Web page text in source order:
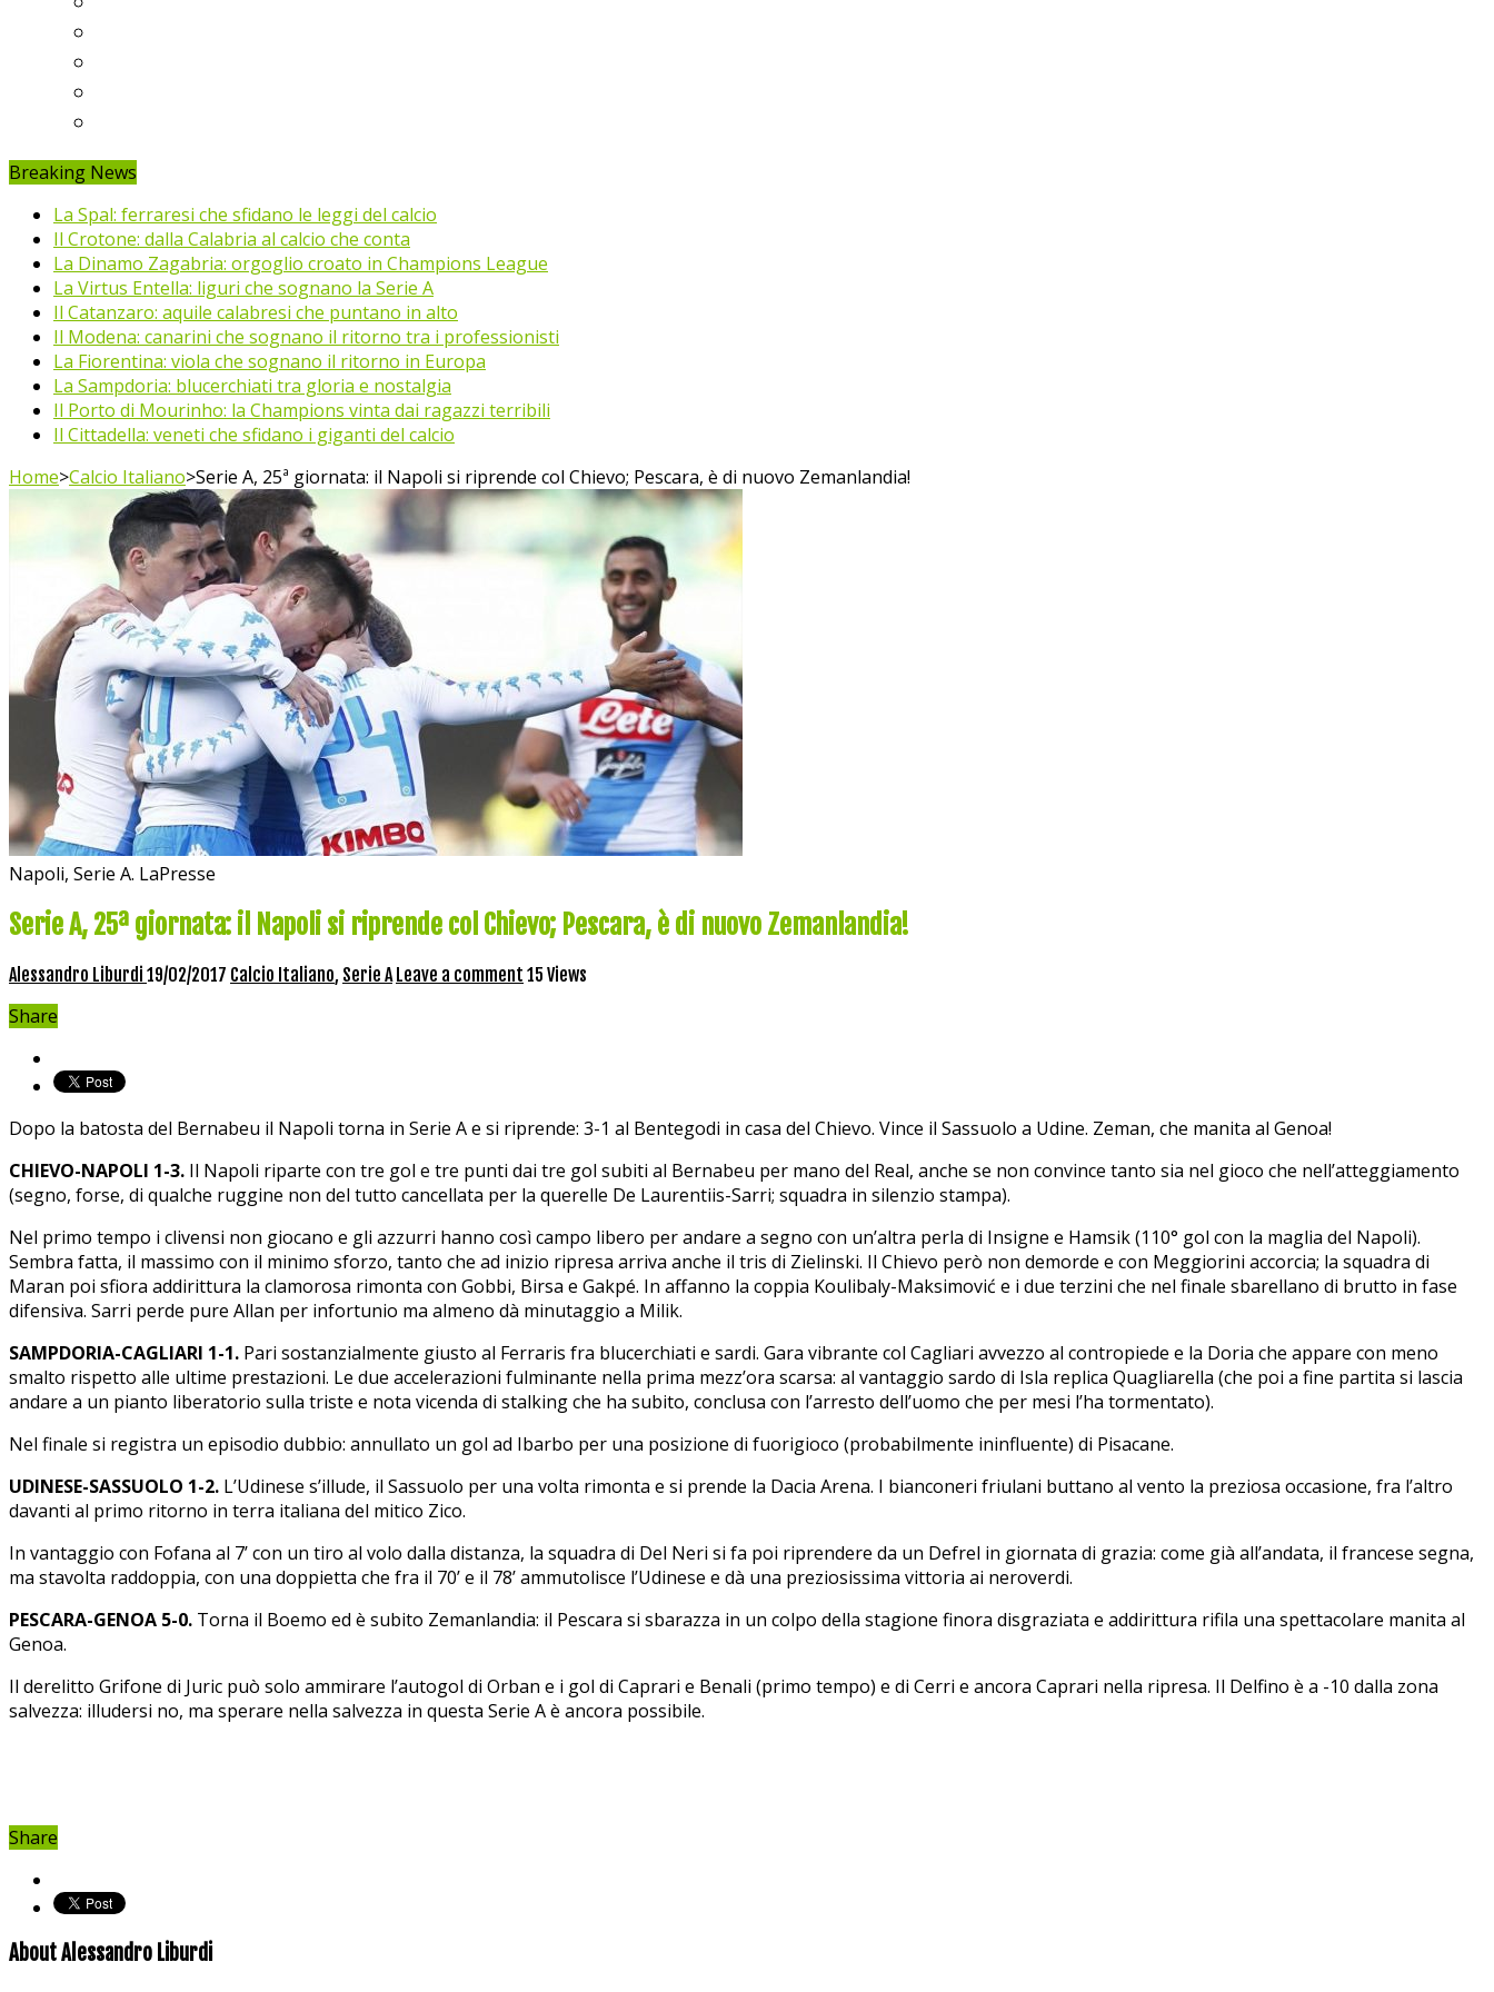
Breaking News
La Spal: ferraresi che sfidano le leggi del calcio
Il Crotone: dalla Calabria al calcio che conta
La Dinamo Zagabria: orgoglio croato in Champions League
La Virtus Entella: liguri che sognano la Serie A
Il Catanzaro: aquile calabresi che puntano in alto
Il Modena: canarini che sognano il ritorno tra i professionisti
La Fiorentina: viola che sognano il ritorno in Europa
La Sampdoria: blucerchiati tra gloria e nostalgia
Il Porto di Mourinho: la Champions vinta dai ragazzi terribili
Il Cittadella: veneti che sfidano i giganti del calcio
Home>Calcio Italiano>Serie A, 25ª giornata: il Napoli si riprende col Chievo; Pescara, è di nuovo Zemanlandia!
Napoli, Serie A. LaPresse
Serie A, 25ª giornata: il Napoli si riprende col Chievo; Pescara, è di nuovo Zemanlandia!
Alessandro Liburdi 19/02/2017 Calcio Italiano, Serie A Leave a comment 15 Views
Share
Dopo la batosta del Bernabeu il Napoli torna in Serie A e si riprende: 3-1 al Bentegodi in casa del Chievo. Vince il Sassuolo a Udine. Zeman, che manita al Genoa!
CHIEVO-NAPOLI 1-3. Il Napoli riparte con tre gol e tre punti dai tre gol subiti al Bernabeu per mano del Real, anche se non convince tanto sia nel gioco che nell’atteggiamento
(segno, forse, di qualche ruggine non del tutto cancellata per la querelle De Laurentiis-Sarri; squadra in silenzio stampa).
Nel primo tempo i clivensi non giocano e gli azzurri hanno così campo libero per andare a segno con un’altra perla di Insigne e Hamsik (110° gol con la maglia del Napoli).
Sembra fatta, il massimo con il minimo sforzo, tanto che ad inizio ripresa arriva anche il tris di Zielinski. Il Chievo però non demorde e con Meggiorini accorcia; la squadra di
Maran poi sfiora addirittura la clamorosa rimonta con Gobbi, Birsa e Gakpé. In affanno la coppia Koulibaly-Maksimović e i due terzini che nel finale sbarellano di brutto in fase
difensiva. Sarri perde pure Allan per infortunio ma almeno dà minutaggio a Milik.
SAMPDORIA-CAGLIARI 1-1. Pari sostanzialmente giusto al Ferraris fra blucerchiati e sardi. Gara vibrante col Cagliari avvezzo al contropiede e la Doria che appare con meno
smalto rispetto alle ultime prestazioni. Le due accelerazioni fulminante nella prima mezz’ora scarsa: al vantaggio sardo di Isla replica Quagliarella (che poi a fine partita si lascia
andare a un pianto liberatorio sulla triste e nota vicenda di stalking che ha subito, conclusa con l’arresto dell’uomo che per mesi l’ha tormentato).
Nel finale si registra un episodio dubbio: annullato un gol ad Ibarbo per una posizione di fuorigioco (probabilmente ininfluente) di Pisacane.
UDINESE-SASSUOLO 1-2. L’Udinese s’illude, il Sassuolo per una volta rimonta e si prende la Dacia Arena. I bianconeri friulani buttano al vento la preziosa occasione, fra l’altro
davanti al primo ritorno in terra italiana del mitico Zico.
In vantaggio con Fofana al 7’ con un tiro al volo dalla distanza, la squadra di Del Neri si fa poi riprendere da un Defrel in giornata di grazia: come già all’andata, il francese segna,
ma stavolta raddoppia, con una doppietta che fra il 70’ e il 78’ ammutolisce l’Udinese e dà una preziosissima vittoria ai neroverdi.
PESCARA-GENOA 5-0. Torna il Boemo ed è subito Zemanlandia: il Pescara si sbarazza in un colpo della stagione finora disgraziata e addirittura rifila una spettacolare manita al
Genoa.
Il derelitto Grifone di Juric può solo ammirare l’autogol di Orban e i gol di Caprari e Benali (primo tempo) e di Cerri e ancora Caprari nella ripresa. Il Delfino è a -10 dalla zona
salvezza: illudersi no, ma sperare nella salvezza in questa Serie A è ancora possibile.
Share
About Alessandro Liburdi